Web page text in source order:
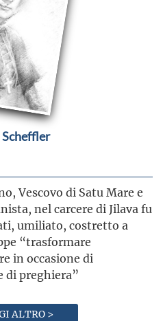
Scheffler
Vescovo di Satu Mare e
nel carcere di Jilava fu
umiliato, costretto a
“trasformare
in occasione di
di preghiera”
ALTRO >